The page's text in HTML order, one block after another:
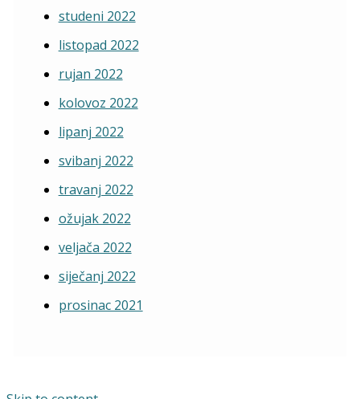
studeni 2022
listopad 2022
rujan 2022
kolovoz 2022
lipanj 2022
svibanj 2022
travanj 2022
ožujak 2022
veljača 2022
siječanj 2022
prosinac 2021